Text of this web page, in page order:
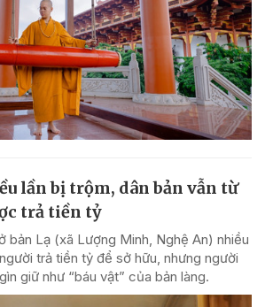
lần bị trộm, dân bản vẫn từ
trả tiền tỷ
bản Lạ (xã Lượng Minh, Nghệ An) nhiều
trả tiền tỷ để sở hữu, nhưng người
giữ như “báu vật” của bản làng.